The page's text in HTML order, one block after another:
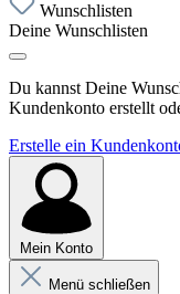
Wunschlisten
Deine Wunschlisten
Du kannst Deine
Kundenkonto erstellt
Erstelle ein
Mein Konto
Menü schließen